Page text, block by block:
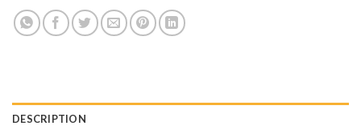
DESCRIPTION